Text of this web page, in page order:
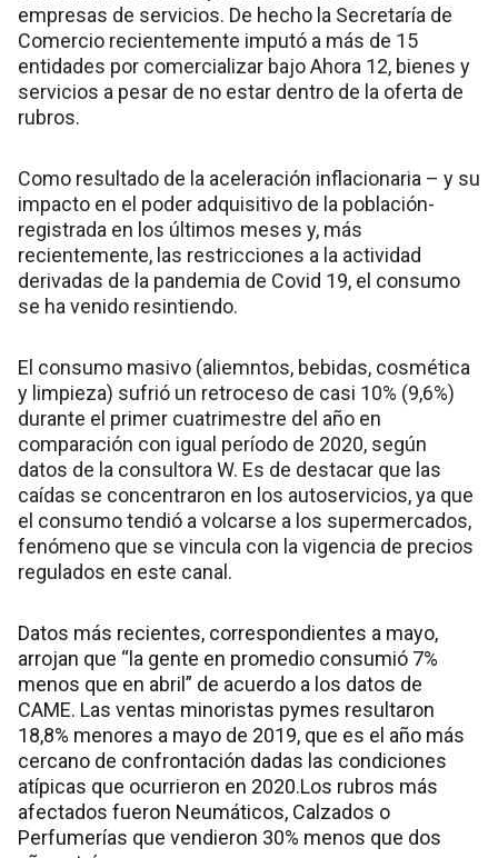
empresas de servicios. De hecho la Secretaría de
Comercio recientemente imputó a más de 15
entidades por comercializar bajo Ahora 12, bienes y
servicios a pesar de no estar dentro de la oferta de
rubros.
Como resultado de la aceleración inflacionaria – y su
impacto en el poder adquisitivo de la población-
registrada en los últimos meses y, más
recientemente, las restricciones a la actividad
derivadas de la pandemia de Covid 19, el consumo
se ha venido resintiendo.
El consumo masivo (aliemntos, bebidas, cosmética
y limpieza) sufrió un retroceso de casi 10% (9,6%)
durante el primer cuatrimestre del año en
comparación con igual período de 2020, según
datos de la consultora W. Es de destacar que las
caídas se concentraron en los autoservicios, ya que
el consumo tendió a volcarse a los supermercados,
fenómeno que se vincula con la vigencia de precios
regulados en este canal.
Datos más recientes, correspondientes a mayo,
arrojan que “la gente en promedio consumió 7%
menos que en abril” de acuerdo a los datos de
CAME. Las ventas minoristas pymes resultaron
18,8% menores a mayo de 2019, que es el año más
cercano de confrontación dadas las condiciones
atípicas que ocurrieron en 2020.Los rubros más
afectados fueron Neumáticos, Calzados o
Perfumerías que vendieron 30% menos que dos